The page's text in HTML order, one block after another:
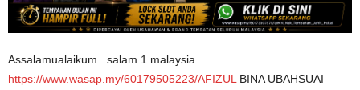
Assalamualaikum.. salam 1 malaysia
https://www.wasap.my/60179505223/AFIZULBINA UBAHSUAI